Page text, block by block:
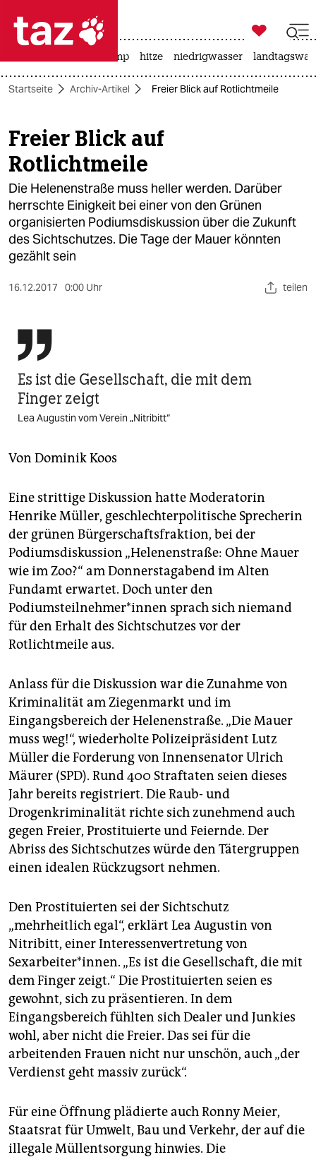
 taz zahl ich
taz zahl ich
themen
politik
öko
gesellschaft
kultur
sport
nord
wahrheit
verlag
shop
fragen & hilfe
unterstützen
genossenschaft
epaper login

taz zahl ich
usa unter trump hitze niedrigwasser
Startseite Archiv-Artikel Freier Blick auf Rotlichtmeile
Freier Blick auf
Rotlichtmeile
Die Helenenstraße muss heller werden. Darüber
herrschte Einigkeit bei einer von den Grünen
organisierten Podiumsdiskussion über die Zukunft
des Sichtschutzes. Die Tage der Mauer könnten
gezählt sein
16.12.2017 0:00 Uhr teilen

Es ist die Gesellschaft, die mit dem
Finger zeigt
Lea Augustin vom Verein „Nitribitt“
Von Dominik Koos
Eine strittige Diskussion hatte Moderatorin
Henrike Müller, geschlechterpolitische Sprecherin
der grünen Bürgerschaftsfraktion, bei der
Podiumsdiskussion „Helenenstraße: Ohne Mauer
wie im Zoo?“ am Donnerstagabend im Alten
Fundamt erwartet. Doch unter den
Podiumsteilnehmer*innen sprach sich niemand
für den Erhalt des Sichtschutzes vor der
Rotlichtmeile aus.
Anlass für die Diskussion war die Zunahme von
Kriminalität am Ziegenmarkt und im
Eingangsbereich der Helenenstraße. „Die Mauer
muss weg!“, wiederholte Polizeipräsident Lutz
Müller die Forderung von Innensenator Ulrich
Mäurer (SPD). Rund 400 Straftaten seien dieses
Jahr bereits registriert. Die Raub- und
Drogenkriminalität richte sich zunehmend auch
gegen Freier, Prostituierte und Feiernde. Der
Abriss des Sichtschutzes würde den Tätergruppen
einen idealen Rückzugsort nehmen.
Den Prostituierten sei der Sichtschutz
„mehrheitlich egal“, erklärt Lea Augustin von
Nitribitt, einer Interessenvertretung von
Sexarbeiter*innen. „Es ist die Gesellschaft, die mit
dem Finger zeigt.“ Die Prostituierten seien es
gewohnt, sich zu präsentieren. In dem
Eingangsbereich fühlten sich Dealer und Junkies
wohl, aber nicht die Freier. Das sei für die
arbeitenden Frauen nicht nur unschön, auch „der
Verdienst geht massiv zurück“.
Für eine Öffnung plädierte auch Ronny Meier,
Staatsrat für Umwelt, Bau und Verkehr, der auf die
illegale Müllentsorgung hinwies. Die